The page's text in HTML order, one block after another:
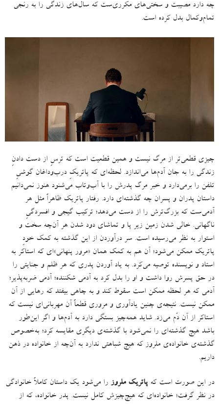
چه دارد مصیبت و سختی‌های مکرری‌ست که سال‌های زندگی را به رنجی
تمام‌وکمال بدل کرده است.
چیزی قطعی‌تر از مرگ نیست و همین قطعیت است که ترسِ از دست دادنِ
زندگی را به جان آدم‌ها می‌اندازد. لحظه‌ای که پاتریکِ درب‌وداغان گوشیِ
تلفن را برمی‌دارد و خبر مرگ پدرش را با آب‌وتاب می‌شنود هنوز نمی‌دانیم
داستان پدران و پسران چه گذشته‌ای دارد. رفتار پاتریک ظاهراً مثل هر
آدمی‌ست که بزرگ‌ترش را از دست می‌دهد؛ ترکیب گیجی و افسردگیِ
ناگهانی. خالی شدن زمین زیر پا و تماشای دود شدن هر آن‌چه سخت و
استوار به نظر می‌رسیده است. سر درآوردن از این گذشته به کمک خودِ
پاتریک ممکن می‌شود؛ آن هم به کمک همان «مرور پنهانی»‌ای که استاکر به
استاد و نویسنده توصیه می‌کرد. به یاد آوردن پدری که هر ظلم و جنایتی را
در حق پسرش روا داشت و او را بدل کرد به آدمی شکننده؛ آدمی ضربه‌پذیر؛
آدمی که هر لحظه ممکن است سقوط کند و به چاهی بیفتد که رهایی از آن
ممکن نیست. نتیجه‌ی چنین یادآوری و مروری قطعاً آن مهربانی‌ای نیست که
استاکر از آن دَم می‌زد. شاید همه‌چیز بستگی دارد به آدم‌ها و اگر این‌طور
باشد هیچ گذشته‌ای را نمی‌شود با گذشته‌ی دیگری مقایسه کرد؛ به‌خصوص
گذشته‌ی خانواده‌ی ملروز که هیچ شباهتی ندارد به آن‌چه از خانواده در ذهن
داریم.
در این صورت است کهپاتریک ملروز را می‌شود یک داستان کاملاً خانوادگی
در نظر گرفت؛ خانواده‌ای که هیچ‌چیزش کامل نیست. پدر خانواده، که از